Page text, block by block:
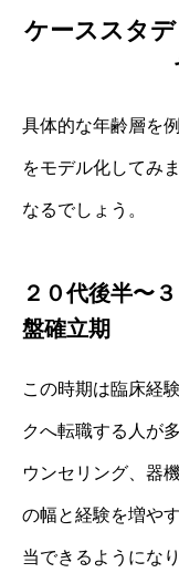
ケーススタ
具体的な年齢層を
をモデル化してみ
なるでしょう。
２０代後半〜
盤確立期
この時期は臨床経
クへ転職する人が
ウンセリング、器
の幅と経験を増や
当できるようになり